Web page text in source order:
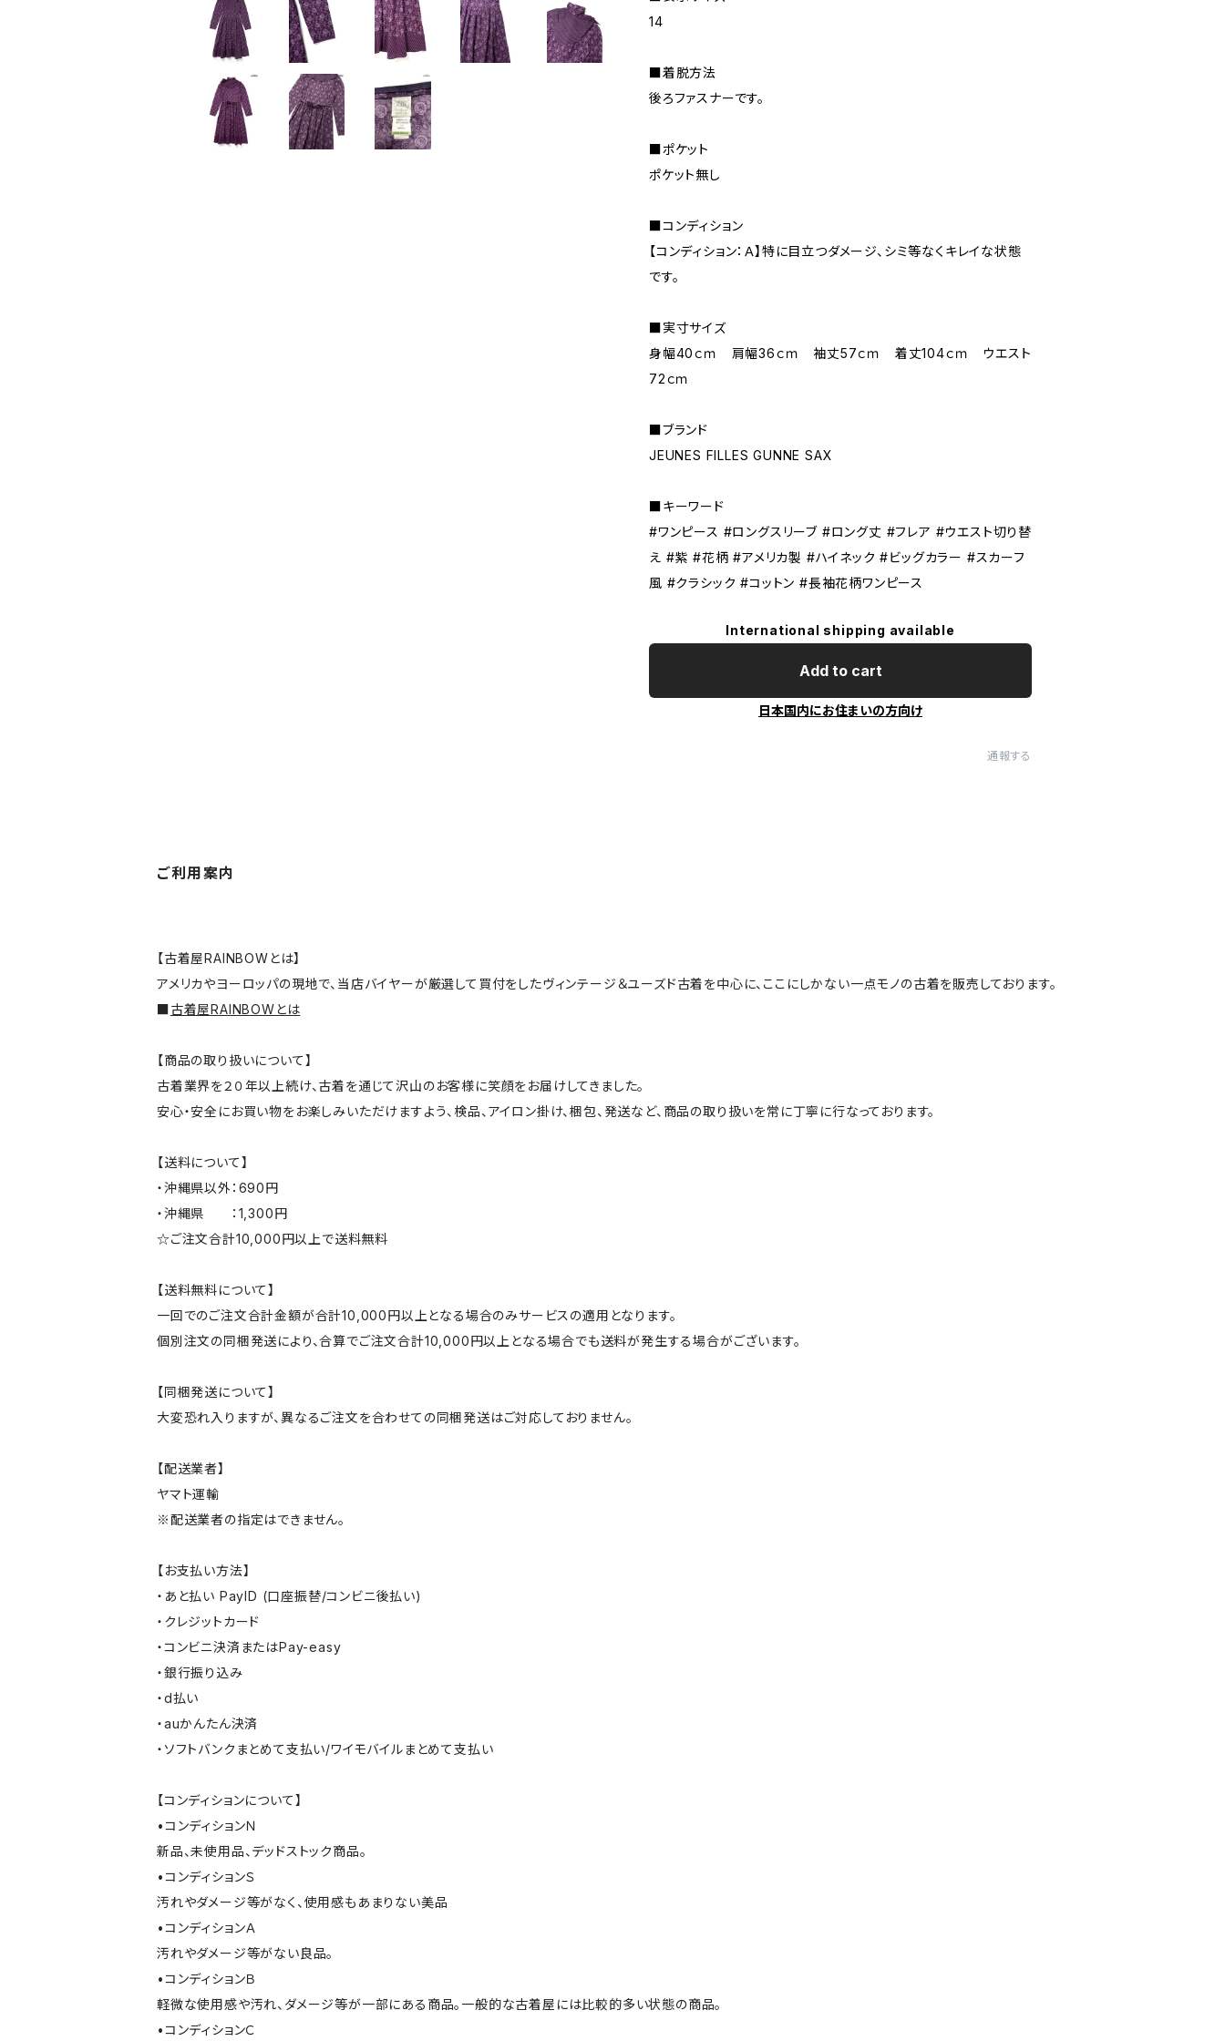
14
■着脱方法
後ろファスナーです。
■ポケット
ポケット無し
■コンディション
【コンディション：Ａ】特に目立つダメージ、シミ等なくキレイな状態
です。
■実寸サイズ
身幅40ｃｍ 肩幅36ｃｍ 袖丈57ｃｍ 着丈104ｃｍ ウエスト
72ｃｍ
■ブランド
JEUNES FILLES GUNNE SAX
■キーワード
#ワンピース #ロングスリーブ #ロング丈 #フレア #ウエスト切り替
え #紫 #花柄 #アメリカ製 #ハイネック #ビッグカラー #スカーフ
風 #クラシック #コットン #長袖花柄ワンピース
International shipping available
Add to cart
日本国内にお住まいの方向け
通報する
ご利用案内
【古着屋RAINBOWとは】
アメリカやヨーロッパの現地で、当店バイヤーが厳選して買付をしたヴィンテージ＆ユーズド古着を中心に、ここにしかない一点モノの古着を販売しております。
■古着屋RAINBOWとは
【商品の取り扱いについて】
古着業界を２０年以上続け、古着を通じて沢山のお客様に笑顔をお届けしてきました。
安心・安全にお買い物をお楽しみいただけますよう、検品、アイロン掛け、梱包、発送など、商品の取り扱いを常に丁寧に行なっております。
【送料について】
・沖縄県以外：690円
・沖縄県 ：1,300円
☆ご注文合計10,000円以上で送料無料
【送料無料について】
一回でのご注文合計金額が合計10,000円以上となる場合のみサービスの適用となります。
個別注文の同梱発送により、合算でご注文合計10,000円以上となる場合でも送料が発生する場合がございます。
【同梱発送について】
大変恐れ入りますが、異なるご注文を合わせての同梱発送はご対応しておりません。
【配送業者】
ヤマト運輸
※配送業者の指定はできません。
【お支払い方法】
・あと払い PayID (口座振替/コンビニ後払い)
・クレジットカード
・コンビニ決済またはPay-easy
・銀行振り込み
・d払い
・auかんたん決済
・ソフトバンクまとめて支払い/ワイモバイルまとめて支払い
【コンディションについて】
•コンディションＮ
新品、未使用品、デッドストック商品。
•コンディションＳ
汚れやダメージ等がなく、使用感もあまりない美品
•コンディションＡ
汚れやダメージ等がない良品。
•コンディションＢ
軽微な使用感や汚れ、ダメージ等が一部にある商品。一般的な古着屋には比較的多い状態の商品。
•コンディションＣ